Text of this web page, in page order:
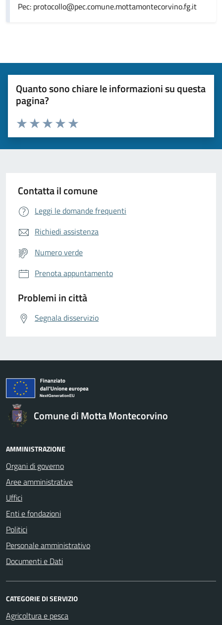
Pec: protocollo@pec.comune.mottamontecorvino.fg.it
Quanto sono chiare le informazioni su questa
pagina?
Valuta da 1 a 5 stelle la pagina
Valuta 5 stelle su 5
Valuta 4 stelle su 5
Valuta 3 stelle su 5
Valuta 2 stelle su 5
Valuta 1 stelle su 5
Contatta il comune
Leggi le domande frequenti
Richiedi assistenza
Numero verde
Prenota appuntamento
Problemi in città
Segnala disservizio
Comune di Motta Montecorvino
AMMINISTRAZIONE
Organi di governo
Aree amministrative
Uffici
Enti e fondazioni
Politici
Personale amministrativo
Documenti e Dati
CATEGORIE DI SERVIZIO
Agricoltura e pesca